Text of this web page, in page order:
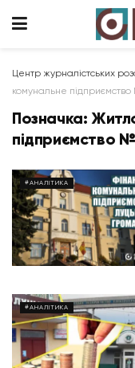
Центр журналістських
комунальне підприємство
Позначка:
підприємство
#АНАЛІТИКА
#АНАЛІТИКА